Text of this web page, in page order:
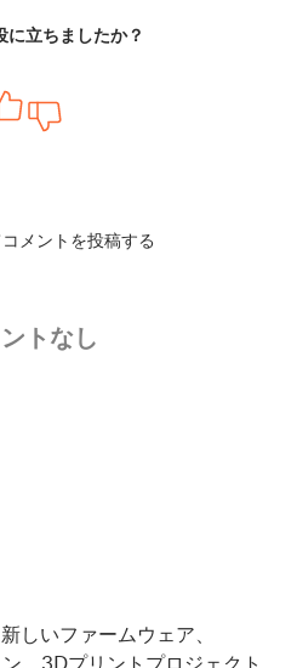
に立ちましたか？
コメントを投稿する
トなし
新しいファームウェア、
、3Dプリントプロジェクト